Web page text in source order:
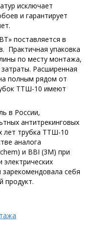
исключает
и гарантирует
поставляется в
Практичная упаковка
по месту монтажа,
Расширенная
полным рядом от
ТТШ-10 имеют
в России,
антитрекинговых
лет трубка ТТШ-10
аналога
и BBI (3M) при
себя
продукт.